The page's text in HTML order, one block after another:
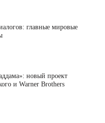
главные мировые
новый проект
и Warner Brothers